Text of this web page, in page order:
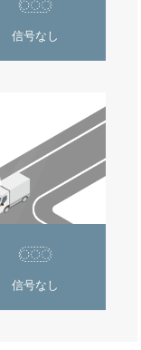
信号なし
信号なし